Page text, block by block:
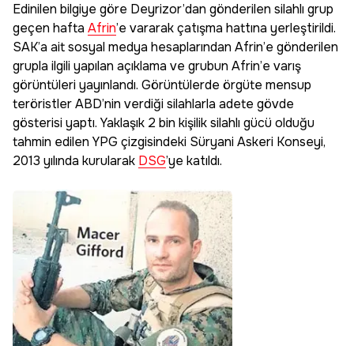
Edinilen bilgiye göre Deyrizor’dan gönderilen silahlı grup
geçen hafta Afrin’e vararak çatışma hattına yerleştirildi.
SAK’a ait sosyal medya hesaplarından Afrin’e gönderilen
grupla ilgili yapılan açıklama ve grubun Afrin’e varış
görüntüleri yayınlandı. Görüntülerde örgüte mensup
teröristler ABD’nin verdiği silahlarla adete gövde
gösterisi yaptı. Yaklaşık 2 bin kişilik silahlı gücü olduğu
tahmin edilen YPG çizgisindeki Süryani Askeri Konseyi,
2013 yılında kurularak DSG’ye katıldı.